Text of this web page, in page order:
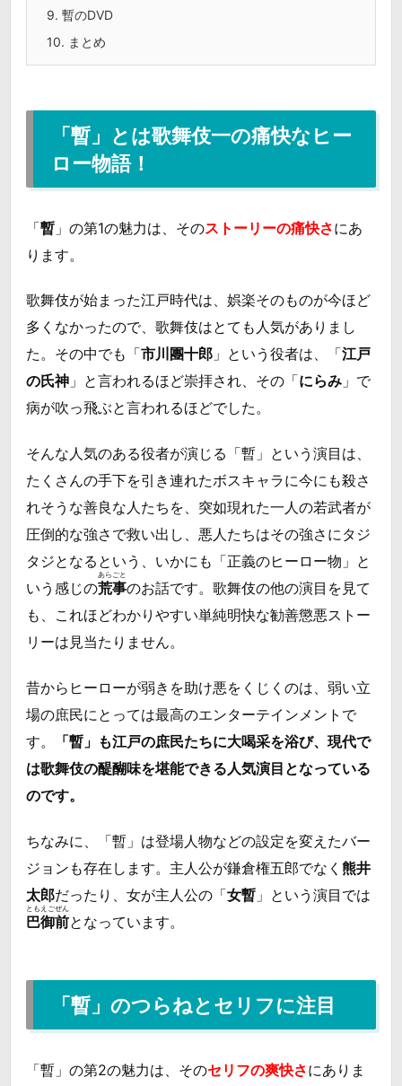
9. 暫のDVD
10. まとめ
「暫」とは歌舞伎一の痛快なヒー
ロー物語！
「暫 」の第1の魅力は、そのストーリーの痛快さにあ
ります。
歌舞伎が始まった江戸時代は、娯楽そのものが今ほど
多くなかったので、歌舞伎はとても人気がありまし
た。その中でも「市川團十郎 」という役者は、「江戸
の氏神 」と言われるほど崇拝され、その「にらみ 」で
病が吹っ飛ぶと言われるほどでした。
そんな人気のある役者が演じる「暫」という演目は、
たくさんの手下を引き連れたボスキャラに今にも殺さ
れそうな善良な人たちを、突如現れた一人の若武者が
圧倒的な強さで救い出し、悪人たちはその強さにタジ
タジとなるという、いかにも「正義のヒーロー物」と
いう感じの荒事
あらごと
のお話です。歌舞伎の他の演目を見て
も、これほどわかりやすい単純明快な勧善懲悪ストー
リーは見当たりません。
昔からヒーローが弱きを助け悪をくじくのは、弱い立
場の庶民にとっては最高のエンターテインメントで
す。
「暫」も江戸の庶民たちに大喝采を浴び、現代で
は歌舞伎の醍醐味を堪能できる人気演目となっている
のです。
ちなみに、「暫」は登場人物などの設定を変えたバー
ジョンも存在します。主人公が鎌倉権五郎でなく 熊井
太郎だったり、女が主人公の「女暫 」という演目では
巴御前
ともえごぜん
となっています。
「暫」のつらねとセリフに注目
「暫」の第2の魅力は、そのセリフの爽快さにありま